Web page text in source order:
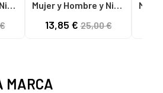
Mujer y Hombre y Niña
STEEVE A0J - WHITE-
13,85 €25,00 €
MARCA